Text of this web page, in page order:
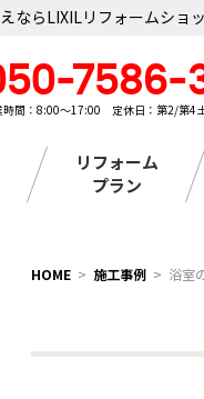
ならLIXILリフォームショ
7586-
時間：8:00～17:00 定休日：第2/第4
リフォーム
プラン
HOME 施工事例 浴室